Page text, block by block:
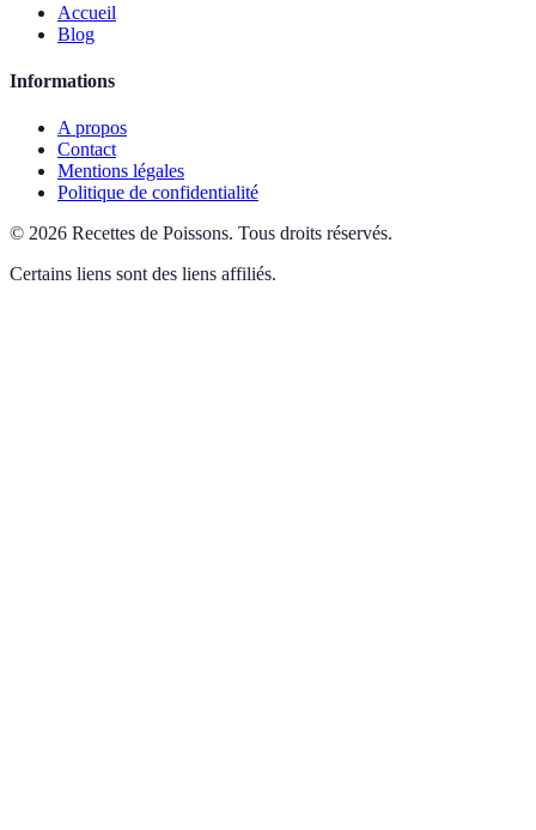
Accueil
Blog
Informations
A propos
Contact
Mentions légales
Politique de confidentialité
© 2026 Recettes de Poissons. Tous droits réservés.
Certains liens sont des liens affiliés.